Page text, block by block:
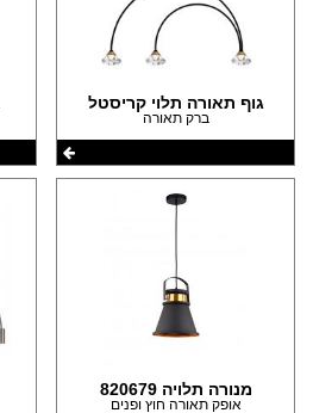
גוף תאורה תלוי קריסטל
ברק תאורה
מנורה תלויה 820679
אופק תאורה חוץ ופנים